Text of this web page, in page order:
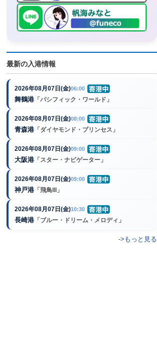
最新の入港情報
2026年08月07日(金)06:00
舞鶴港 「パシフィック・ワールド」
2026年08月07日(金)08:00
青森港 「ダイヤモンド・プリンセス」
2026年08月07日(金)09:00
大阪港 「スター・ナビゲーター」
2026年08月07日(金)09:00
神戸港 「飛鳥III」
2026年08月07日(金)10:30
長崎港 「ブルー・ドリーム・メロディ」
->もっと見る